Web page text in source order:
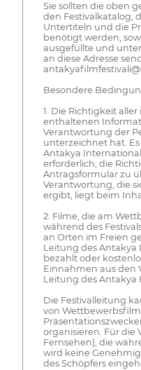
Sie sollten die oben
den Festivalkatalog,
Untertiteln und die
benötigt werden,
ausgefüllte und
an diese Adresse
Besondere
1. Die Richtigkeit
enthaltenen
Verantwortung der
unterzeichnet hat.
Antakya
erforderlich, die
Antragsformular zu
Verantwortung, die
ergibt, liegt beim
2. Filme, die am
während des
an Orten im Freien
Leitung des Antakya
bezahlt oder
Einnahmen aus den
Leitung des Antakya
Die Festivalleitung
von
organisieren. Für die
Fernsehen), die
wird keine
des Schöpfers